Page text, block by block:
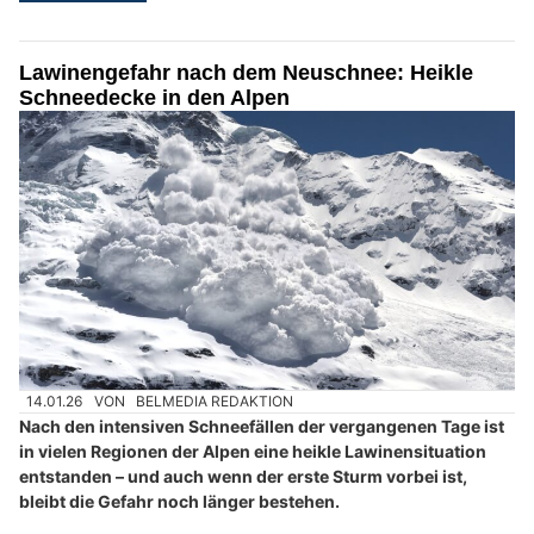
Lawinengefahr nach dem Neuschnee: Heikle
Schneedecke in den Alpen
14.01.26 VON BELMEDIA REDAKTION
Nach den intensiven Schneefällen der vergangenen Tage ist
in vielen Regionen der Alpen eine heikle Lawinensituation
entstanden – und auch wenn der erste Sturm vorbei ist,
bleibt die Gefahr noch länger bestehen.